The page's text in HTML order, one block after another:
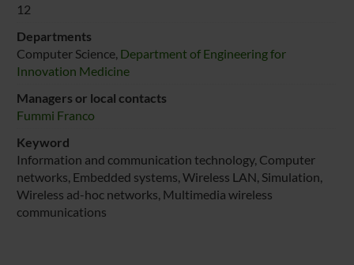
12
Departments
Computer Science, Department of Engineering for
Innovation Medicine
Managers or local contacts
Fummi Franco
Keyword
Information and communication technology, Computer
networks, Embedded systems, Wireless LAN, Simulation,
Wireless ad-hoc networks, Multimedia wireless
communications